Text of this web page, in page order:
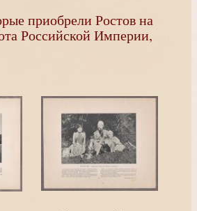
приобрели Ростов на
Российской Империи,